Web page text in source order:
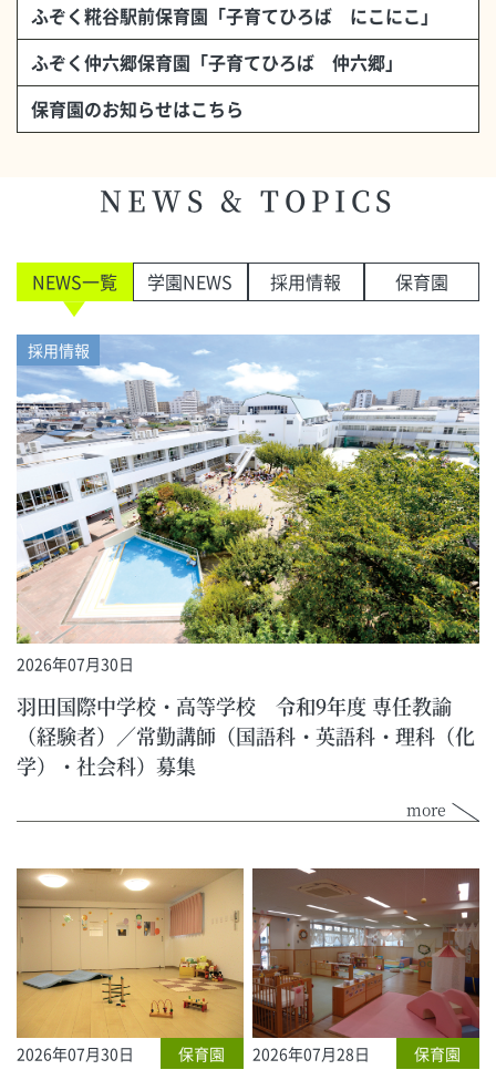
ふぞく糀谷駅前保育園「子育てひろば にこにこ」
ふぞく仲六郷保育園「子育てひろば 仲六郷」
保育園のお知らせはこちら
NEWS & TOPICS
NEWS一覧 学園NEWS 採用情報 保育園
2026年07月30日
採用情報
羽田国際中学校・高等学校 令和9年度 専任教諭
（経験者）／常勤講師（国語科・英語科・理科（化
学）・社会科）募集
more
2026年07月30日 保育園 2026年07月28日 保育園